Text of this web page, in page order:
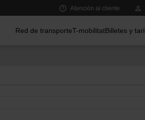
Atención al cliente
Red de transporteT-mobilitatBilletes y